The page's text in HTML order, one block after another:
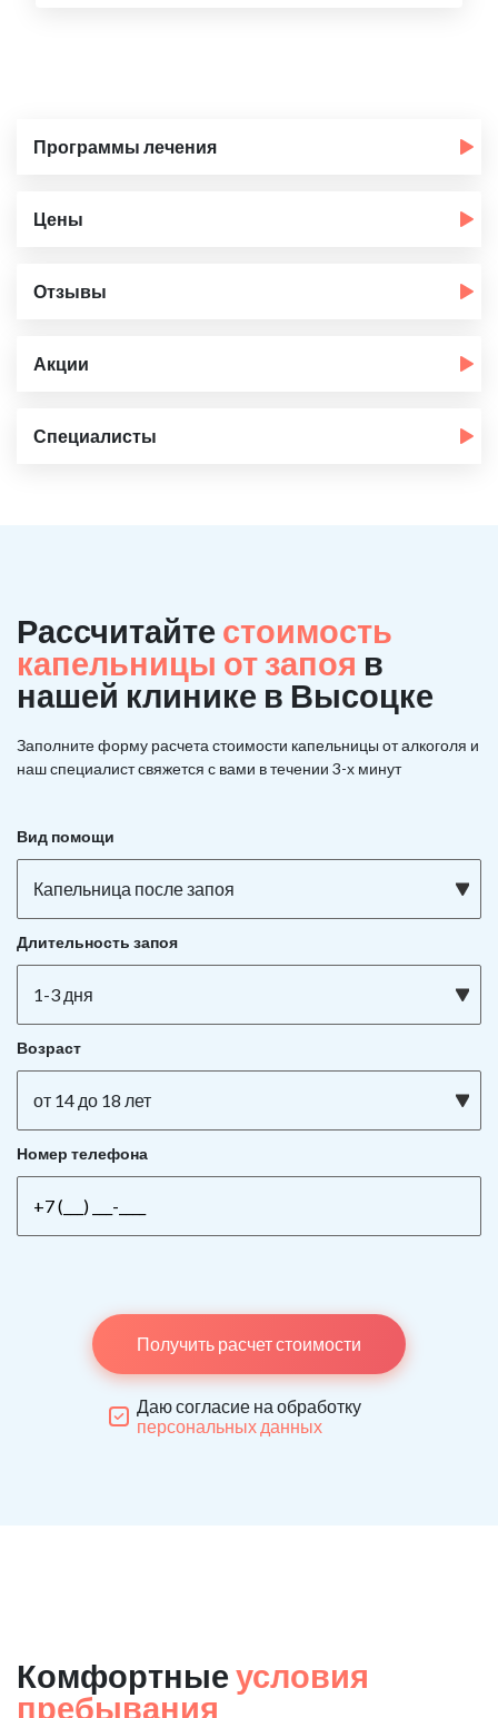
Программы лечения
Цены
Отзывы
Акции
Специалисты
Рассчитайте стоимость
капельницы от запоя в
нашей клинике в Высоцке
Заполните форму расчета стоимости капельницы от алкоголя и
наш специалист свяжется с вами в течении 3-х минут
Вид помощи
Капельница после запоя
Длительность запоя
1-3 дня
Возраст
от 14 до 18 лет
Номер телефона
Получить расчет стоимости
Даю согласие на обработку
персональных данных
Комфортные условия
пребывания